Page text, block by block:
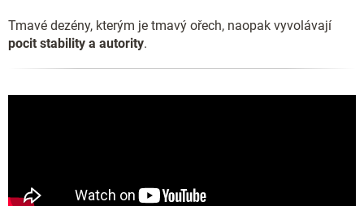
Tmavé dezény, kterým je tmavý ořech, naopak vyvolávají
pocit stability a autority.